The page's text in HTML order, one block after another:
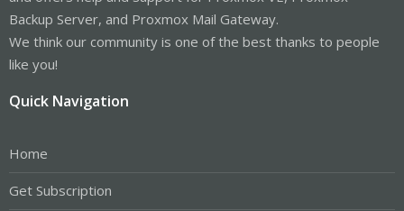
Backup Server, and Proxmox Mail Gateway.
We think our community is one of the best thanks to people
like you!
Quick Navigation
Home
Get Subscription